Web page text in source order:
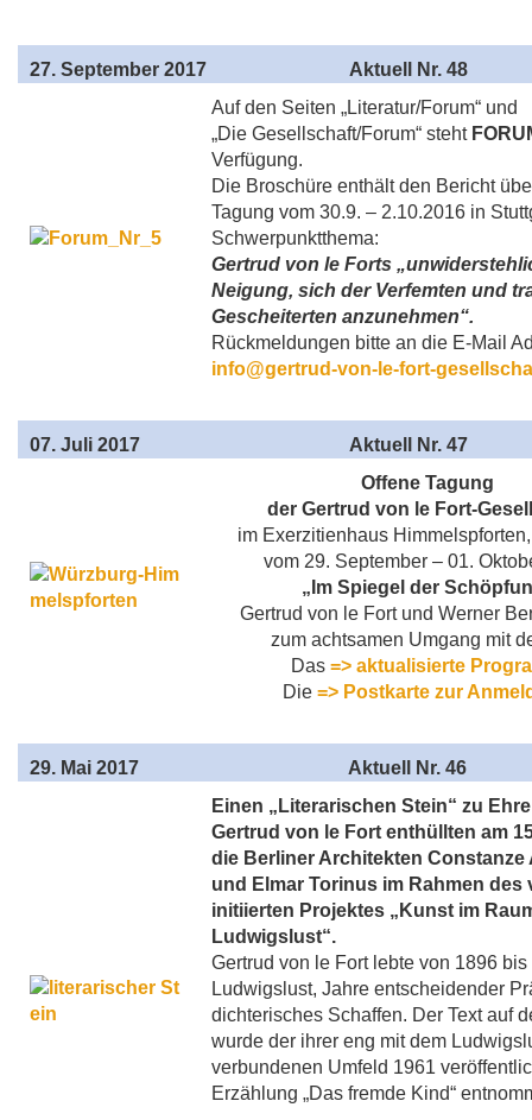
27. September 2017 Aktuell
Nr. 48
Auf den Seiten „Literatur/Forum“ und
„Die Gesellschaft/Forum“ steht
Verfügung.
Die Broschüre enthält den Bericht
Tagung vom 30.9. – 2.10.2016 in
Schwerpunktthema:
Gertrud von le Forts
Neigung, sich der Verfemten und
Gescheiterten anzunehmen“.
Rückmeldungen bitte an die E-Mail
info@gertrud-von-le-fort-
07. Juli 2017 Aktuell
Nr. 47
Offene Tagung
der Gertrud von le Fort-
im Exerzitienhaus
vom 29. September – 01.
„Im Spiegel der
Gertrud von le Fort und Werner
zum achtsamen Umgang mit
Das => aktualisierte
Die => Postkarte zur
29. Mai 2017
Aktuell Nr. 46
Einen „Literarischen Stein“ zu
Gertrud von le Fort enthüllten am
die Berliner Architekten Constanze
und Elmar Torinus im Rahmen des
initiierten Projektes „Kunst im
Ludwigslust“.
Gertrud von le Fort lebte von 1896
Ludwigslust, Jahre entscheidender
dichterisches Schaffen. Der Text auf
wurde der ihrer eng mit dem
verbundenen Umfeld 1961
Erzählung „Das fremde Kind“